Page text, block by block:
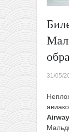
31/05/